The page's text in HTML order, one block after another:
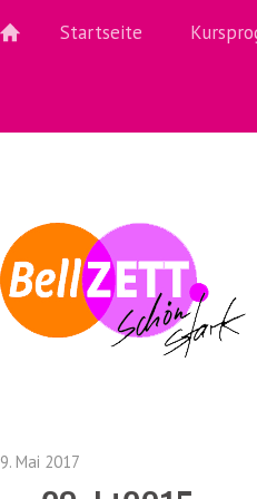
Startseite
9. Mai 2017